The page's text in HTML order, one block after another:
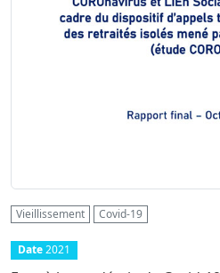
Vieillissement Covid-19
Date2021